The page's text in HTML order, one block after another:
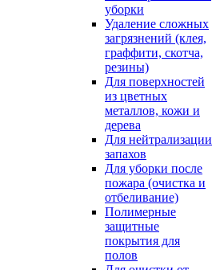
уборки
Удаление сложных
загрязнений (клея,
граффити, скотча,
резины)
Для поверхностей
из цветных
металлов, кожи и
дерева
Для нейтрализации
запахов
Для уборки после
пожара (очистка и
отбеливание)
Полимерные
защитные
покрытия для
полов